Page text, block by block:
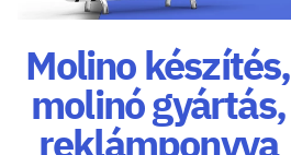
Molino készítés,
molinó gyártás,
reklámponyva